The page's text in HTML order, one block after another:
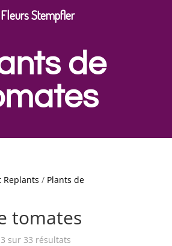
de
Replants / Plants de
tomates
sur 33 résultats
Fleurs Stempfler